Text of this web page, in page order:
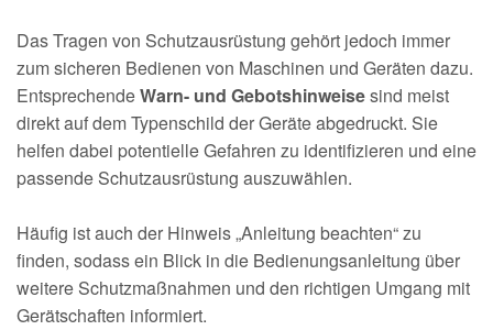
Das Tragen von Schutzausrüstung gehört jedoch immer
zum sicheren Bedienen von Maschinen und Geräten dazu.
EntsprechendeWarn- und Gebotshinweisesind meist
direkt auf dem Typenschild der Geräte abgedruckt. Sie
helfen dabei potentielle Gefahren zu identifizieren und eine
passende Schutzausrüstung auszuwählen.
Häufig ist auch der Hinweis „Anleitung beachten“ zu
finden, sodass ein Blick in die Bedienungsanleitung über
weitere Schutzmaßnahmen und den richtigen Umgang mit
Gerätschaften informiert.